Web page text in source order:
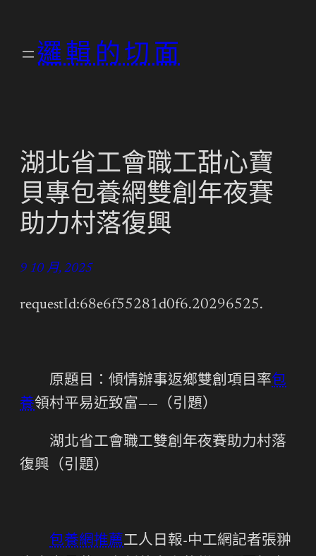
邏輯的切面
湖北省工會職工甜心寶
貝專包養網雙創年夜賽
助力村落復興
9 10 月, 2025
requestId:68e6f55281d0f6.20296525.
原題目：傾情辦事返鄉雙創項目率包
養領村平易近致富——（引題）
湖北省工會職工雙創年夜賽助力村落
復興（引題）
包養網推薦工人日報-中工網記者張翀